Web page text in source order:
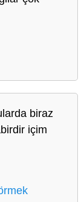
biraz
içim